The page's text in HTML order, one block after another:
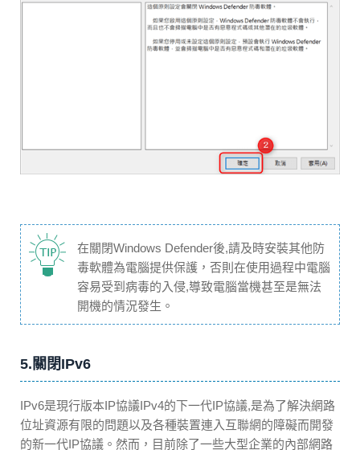
在關閉Windows Defender後,請及時安裝其他防
毒軟體為電腦提供保護，否則在使用過程中電腦
容易受到病毒的入侵,導致電腦當機甚至是無法
開機的情況發生。
5.關閉IPv6
IPv6是現行版本IP協議IPv4的下一代IP協議,是為了解決網路
位址資源有限的問題以及各種裝置連入互聯網的障礙而開發
的新一代IP協議。然而，目前除了一些大型企業的內部網路